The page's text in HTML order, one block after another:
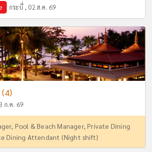
กระบี่ , 02 ส.ค. 69
(4)
ก.ค. 69
Pool & Beach Manager, Private Dining
Dining Attendant (Night shift)